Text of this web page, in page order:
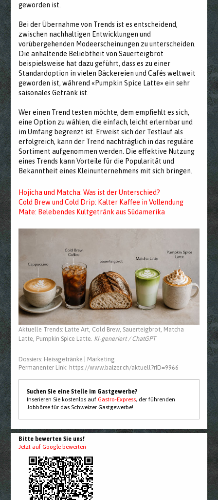
geworden ist.
Bei der Übernahme von Trends ist es entscheidend,
zwischen nachhaltigen Entwicklungen und
vorübergehenden Modeerscheinungen zu unterscheiden.
Die anhaltende Beliebtheit von Sauerteigbrot
beispielsweise hat dazu geführt, dass es zu einer
Standardoption in vielen Bäckereien und Cafés weltweit
geworden ist, während «Pumpkin Spice Latte» ein sehr
saisonales Getränk ist.
Wer einen Trend testen möchte, dem empfiehlt es sich,
eine Option zu wählen, die einfach, leicht erlernbar und
im Umfang begrenzt ist. Erweist sich der Testlauf als
erfolgreich, kann der Trend nachträglich in das reguläre
Sortiment aufgenommen werden. Die effektive Nutzung
eines Trends kann Vorteile für die Popularität und
Bekanntheit eines Kleinunternehmens mit sich bringen.
Hojicha und Matcha: Was ist der Unterschied?
Cold Brew und Cold Drip: Kalter Kaffee in Vollendung
Mate: Belebendes Kultgetränk aus Südamerika
Aktuelle Trends: Latte Art, Cold Brew, Sauerteigbrot, Matcha
Latte, Pumpkin Spice Latte. KI-generiert / ChatGPT
Dossiers: Heissgetränke
Marketing
Permanenter Link: https://www.baizer.ch/aktuell?rID=9966
Suchen Sie eine Stelle im Gastgewerbe?
Inserieren Sie kostenlos aufGastro-Express, der führenden
Jobbörse für das Schweizer Gastgewerbe!
Bitte bewerten Sie uns!
Jetzt auf Google bewerten